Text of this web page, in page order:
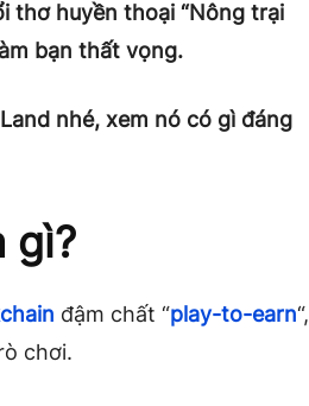
thơ huyền thoại “Nông trại
bạn thất vọng.
nhé, xem nó có gì đáng
gì?
đậm chất “play-to-earn“,
chơi.